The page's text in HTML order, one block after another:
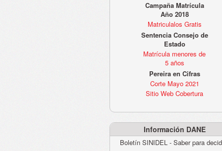
Campaña Matrícula
Año 2018
Matriculalos Gratis
Sentencia Consejo de
Estado
Matrícula menores de
5 años
Pereira en Cifras
Corte Mayo 2021
Sitio Web Cobertura
Información DANE
Boletín SINIDEL - Saber para